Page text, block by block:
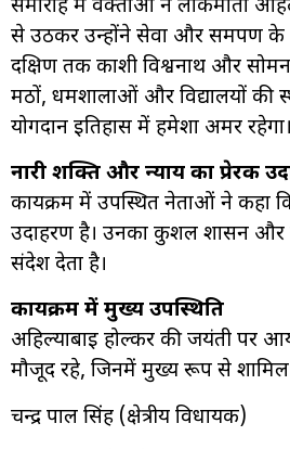
समारोह में वक्ताओं ने लोकमाता
से उठकर उन्होंने सेवा और समर्पण के
दक्षिण तक काशी विश्वनाथ और
मठों, धर्मशालाओं और विद्यालयों
योगदान इतिहास में हमेशा अमर रहेगा।
नारी शक्ति और न्याय का प्रेरक
कार्यक्रम में उपस्थित नेताओं ने कहा
उदाहरण है। उनका कुशल शासन और
संदेश देता है।
कार्यक्रम में मुख्य उपस्थिति
अहिल्याबाई होल्कर की जयंती पर
मौजूद रहे, जिनमें मुख्य रूप से
चन्द्र पाल सिंह (क्षेत्रीय विधायक)